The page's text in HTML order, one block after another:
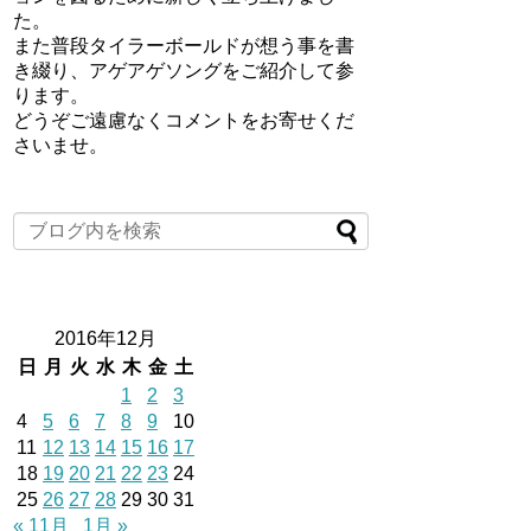
た。
また普段タイラーボールドが想う事を書
き綴り、アゲアゲソングをご紹介して参
ります。
どうぞご遠慮なくコメントをお寄せくだ
さいませ。
2016年12月
日
月 火 水 木 金 土
1
2
3
4
5 6 7 8 9
10
11 12 13 14 15 16 17
18 19 20 21 22 23 24
25 26 27 28 29 30 31
« 11月
1月 »